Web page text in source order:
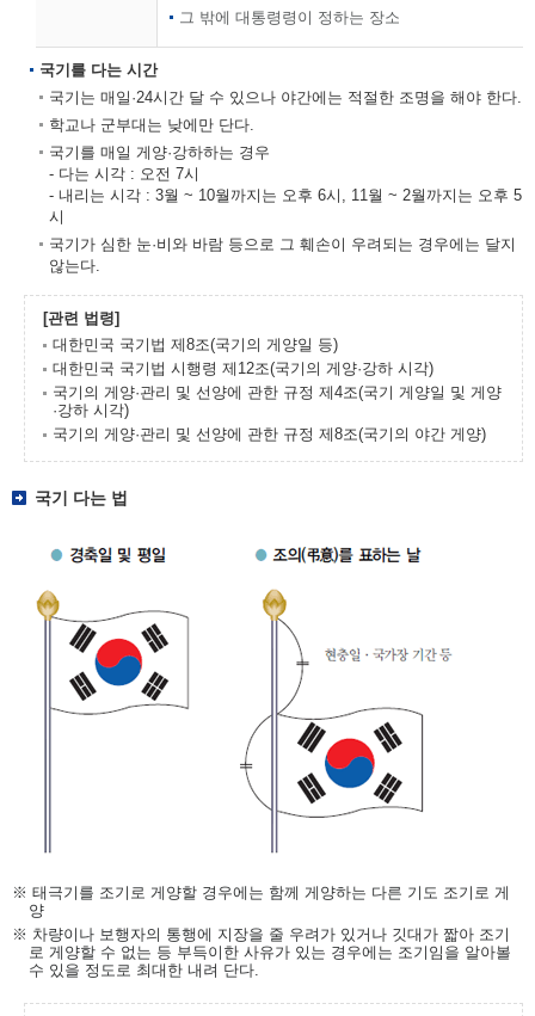
그 밖에 대통령령이 정하는 장소
국기를 다는 시간
국기는 매일·24시간 달 수 있으나 야간에는 적절한 조명을 해야 한다.
학교나 군부대는 낮에만 단다.
국기를 매일 게양·강하하는 경우
- 다는 시각 : 오전 7시
- 내리는 시각 : 3월 ~ 10월까지는 오후 6시, 11월 ~ 2월까지는 오후 5
시
국기가 심한 눈·비와 바람 등으로 그 훼손이 우려되는 경우에는 달지
않는다.
[관련 법령]
대한민국 국기법 제8조(국기의 게양일 등)
대한민국 국기법 시행령 제12조(국기의 게양·강하 시각)
국기의 게양·관리 및 선양에 관한 규정 제4조(국기 게양일 및 게양
·강하 시각)
국기의 게양·관리 및 선양에 관한 규정 제8조(국기의 야간 게양)
국기 다는 법
※ 태극기를 조기로 게양할 경우에는 함께 게양하는 다른 기도 조기로 게
양
※ 차량이나 보행자의 통행에 지장을 줄 우려가 있거나 깃대가 짧아 조기
로 게양할 수 없는 등 부득이한 사유가 있는 경우에는 조기임을 알아볼
수 있을 정도로 최대한 내려 단다.